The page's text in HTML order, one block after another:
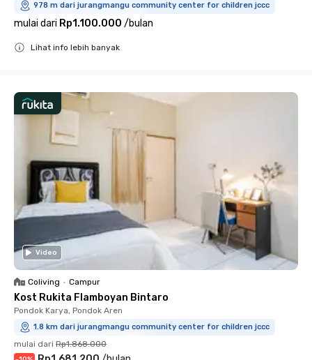
978 m dari jurangmangu community center for children jccc
mulai dari Rp1.100.000 /bulan
Lihat info lebih banyak
Video
Coliving • Campur
Kost Rukita Flamboyan Bintaro
Pondok Karya, Pondok Aren
1.8 km dari jurangmangu community center for children jccc
mulai dari Rp1.868.000